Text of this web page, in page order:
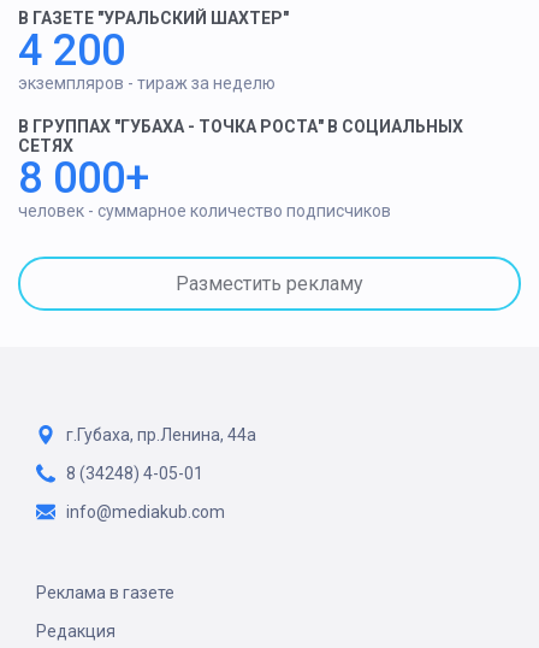
В ГАЗЕТЕ "УРАЛЬСКИЙ ШАХТЕР"
4 200
экземпляров - тираж за неделю
В ГРУППАХ "ГУБАХА - ТОЧКА РОСТА" В СОЦИАЛЬНЫХ
СЕТЯХ
8 000+
человек - суммарное количество подписчиков
Разместить рекламу
г.Губаха, пр.Ленина, 44а
8 (34248) 4-05-01
info@mediakub.com
Реклама в газете
Редакция